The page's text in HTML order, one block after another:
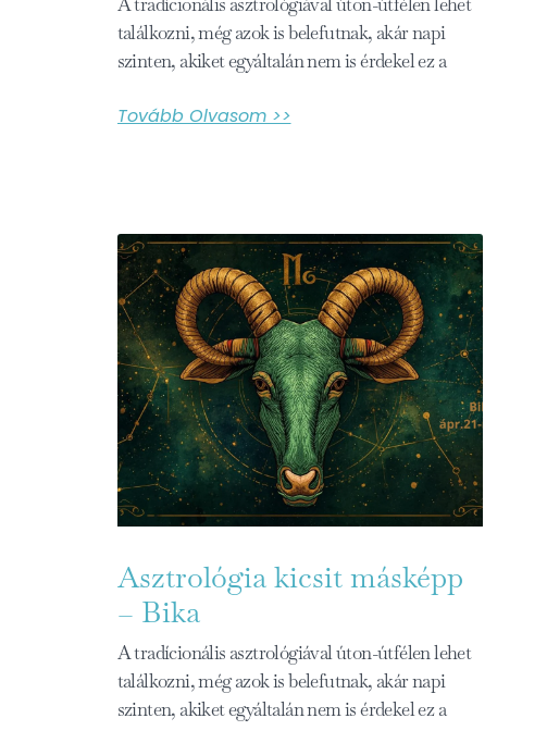
találkozni, még azok is belefutnak, akár napi
szinten, akiket egyáltalán nem is érdekel ez a
Tovább Olvasom >>
Asztrológia kicsit másképp
– Bika
A tradícionális asztrológiával úton-útfélen lehet
találkozni, még azok is belefutnak, akár napi
szinten, akiket egyáltalán nem is érdekel ez a